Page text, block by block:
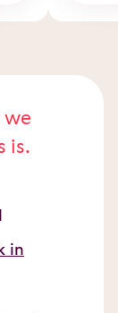
we
is.
in